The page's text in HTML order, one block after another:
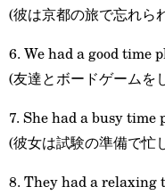
(彼は京都の旅で忘れら
6. We had a good time
(友達とボードゲームを
7. She had a busy
(彼女は試験の準備で忙
8. They had a relaxing